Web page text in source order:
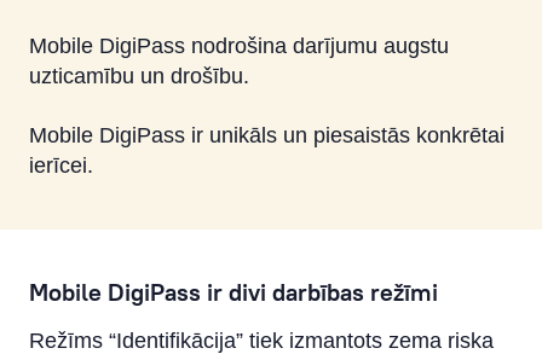
Mobile DigiPass nodrošina darījumu augstu
uzticamību un drošību.
Mobile DigiPass ir unikāls un piesaistās konkrētai
ierīcei.
Mobile DigiPass ir divi darbības režīmi
Režīms “Identifikācija” tiek izmantots zema riska